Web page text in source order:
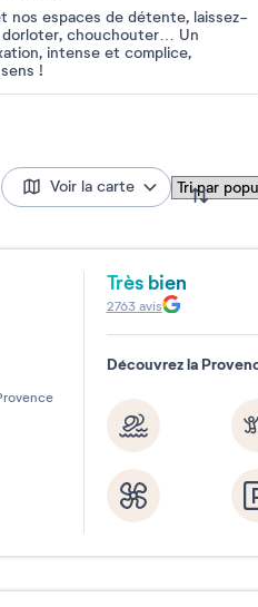
nos espaces de détente, laissez-
dorloter, chouchouter… Un
intense et complice,
!
Voir la carte
Très bien
2763avis
Découvrez la